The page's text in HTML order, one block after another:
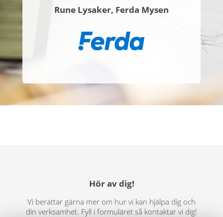
Rune Lysaker, Ferda Mysen
Hör av dig!
Vi berättar gärna mer om hur vi kan hjälpa dig och
din verksamhet. Fyll i formuläret så kontaktar vi dig!